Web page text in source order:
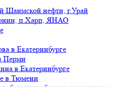
Шаимской нефти, г.Урай
п.Харп, ЯНАО
в Екатеринбурге
Перми
в Екатеринбурге
в Тюмени